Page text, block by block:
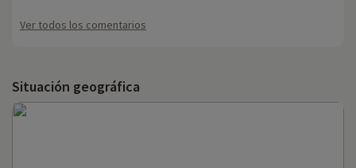
Ver todos los comentarios
Situación geográfica